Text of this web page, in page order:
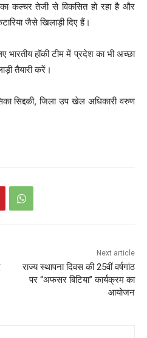
कल्चर तेजी से विकसित हो रहा है और
जैसे खिलाड़ी दिए हैं।
हॉकी टीम में प्रदेश का भी अच्छा
तैयारी करें।
सिद्दकी, जिला उप खेल अधिकारी वरुण
Next article
राज्य स्थापना दिवस की 25वीं वर्षगांठ
पर “अफसर बिटिया” कार्यक्रम का
आयोजन